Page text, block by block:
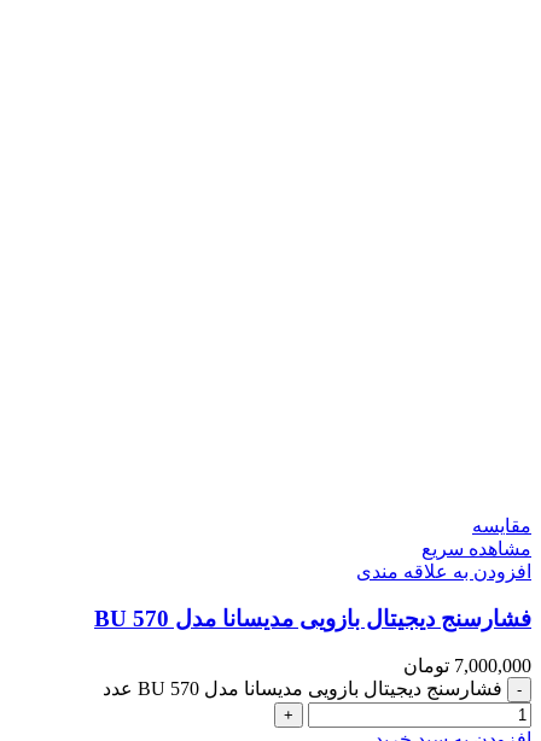
مقایسه
مشاهده سریع
افزودن به علاقه مندی
فشارسنج دیجیتال بازویی مدیسانا مدل BU 570
7,000,000 تومان
فشارسنج دیجیتال بازویی مدیسانا مدل BU 570 عدد